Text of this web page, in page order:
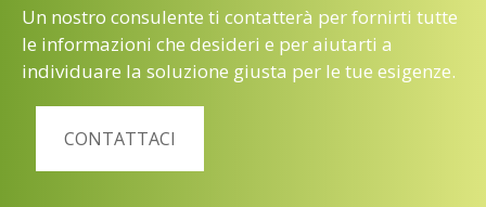
Un nostro consulente ti contatterà per fornirti tutte
le informazioni che desideri e per aiutarti a
individuare la soluzione giusta per le tue esigenze.
CONTATTACI